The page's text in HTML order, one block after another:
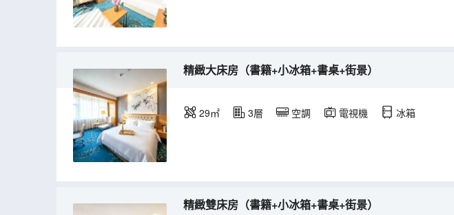
精緻大床房（書籍+小冰箱+書桌+街景）
29㎡ 3層 空調 電視機 冰箱
精緻雙床房（書籍+小冰箱+書桌+街景）